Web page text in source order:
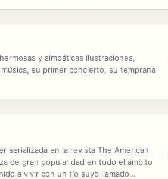
y simpáticas ilustraciones,
su primer concierto, su temprana
serializada en la revista The American
de gran popularidad en todo el ámbito
a vivir con un tío suyo llamado